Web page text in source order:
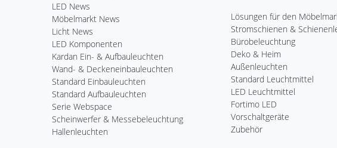
LED News
Möbelmarkt News
Licht News
LED Komponenten
Kardan Ein- & Aufbauleuchten
Wand- & Deckeneinbauleuchten
Standard Einbauleuchten
Standard Aufbauleuchten
Serie Webspace
Scheinwerfer & Messebeleuchtung
Hallenleuchten
Lösungen für den
Stromschienen &
Bürobeleuchtung
Deko & Heim
Außenleuchten
Standard Leuchtmittel
LED Leuchtmittel
Fortimo LED
Vorschaltgeräte
Zubehör